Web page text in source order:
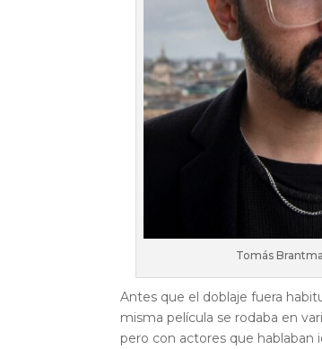
Tomás
Antes que el doblaje fuera
misma película se rodaba en
pero con actores que hablaban